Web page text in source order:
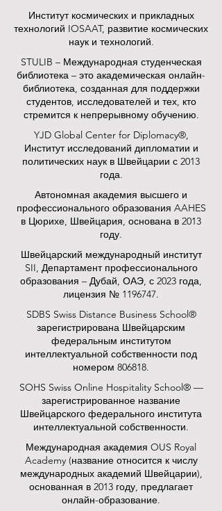
Институт космических и прикладных
технологий IOSAAT, развитие космических
наук и технологий.
STULIB – Международная студенческая
библиотека – это академическая онлайн-
библиотека, созданная для поддержки
студентов, исследователей и тех, кто
стремится к непрерывному обучению.
YJD Global Center for Diplomacy®,
Институт исследований дипломатии и
политических наук в Швейцарии с 2013
года.
Автономная академия высшего и
профессионального образования AAHES
в Цюрихе, Швейцария, основана в 2013
году.
Швейцарский международный институт
SII, Департамент профессионального
образования – Дубай, ОАЭ, с 2023 года,
лицензия № 1196747.
SDBS Swiss Distance Business School®
зарегистрирована Швейцарским
федеральным институтом
интеллектуальной собственности под
номером 806818.
SOHS Swiss Online Hospitality School® —
зарегистрированное название
Швейцарского федерального института
интеллектуальной собственности.
Международная академия OUS Royal
Academy (название относится к числу
международных академий Швейцарии),
основанная в 2013 году, предлагает
онлайн-образование.